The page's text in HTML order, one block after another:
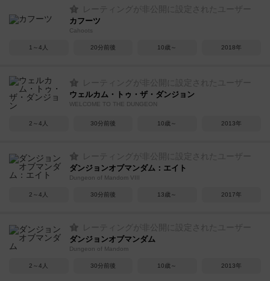
レーティングが非公開に設定されたユーザー
カフーツ
Cahoots
1～4人 20分前後 10歳～ 2018年
レーティングが非公開に設定されたユーザー
ウェルカム・トゥ・ザ・ダンジョン
WELCOME TO THE DUNGEON
2～4人 30分前後 10歳～ 2013年
レーティングが非公開に設定されたユーザー
ダンジョンオブマンダム：エイト
Dungeon of Mandom VIII
2～4人 30分前後 13歳～ 2017年
レーティングが非公開に設定されたユーザー
ダンジョンオブマンダム
Dungeon of Mandom
2～4人 30分前後 10歳～ 2013年